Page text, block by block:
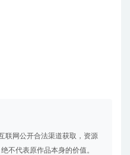
联网公开合法渠道获取，资源
不代表原作品本身的价值。